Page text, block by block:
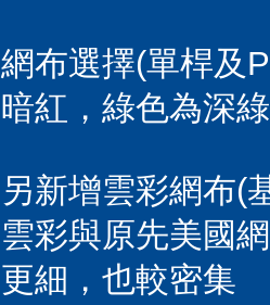
網布選擇(單桿及
暗紅，綠色為深
另新增雲彩網布(
雲彩與原先美國
更細，也較密集